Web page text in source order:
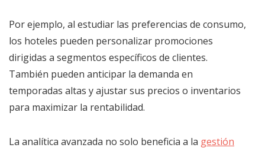
Por ejemplo, al estudiar las preferencias de consumo,
los hoteles pueden personalizar promociones
dirigidas a segmentos específicos de clientes.
También pueden anticipar la demanda en
temporadas altas y ajustar sus precios o inventarios
para maximizar la rentabilidad.
La analítica avanzada no solo beneficia a la gestión